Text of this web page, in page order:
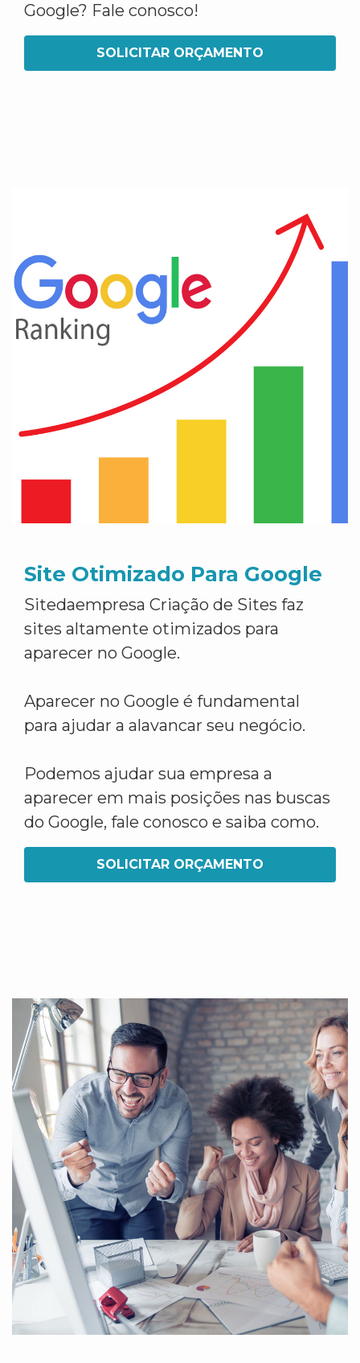
Google? Fale conosco!
SOLICITAR ORÇAMENTO
Site Otimizado Para Google
Sitedaempresa Criação de Sites faz
sites altamente otimizados para
aparecer no Google.
Aparecer no Google é fundamental
para ajudar a alavancar seu negócio.
Podemos ajudar sua empresa a
aparecer em mais posições nas buscas
do Google, fale conosco e saiba como.
SOLICITAR ORÇAMENTO